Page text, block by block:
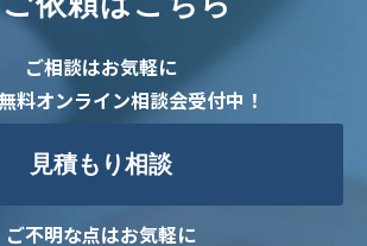
ご相談はお気軽に
料オンライン相談会受付中！
見積もり相談
ご不明な点はお気軽に